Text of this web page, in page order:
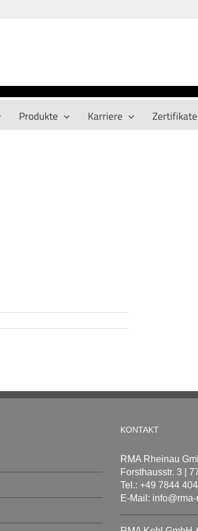
Produkte Karriere Zertifikate
KONTAKT
RMA Rheinau
Forsthausstr. 3 |
Tel.: +49 7844
E-Mail: